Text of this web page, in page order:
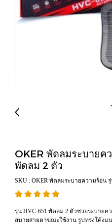
OKER พัดลมระบายค
พัดลม 2 ตัว
SKU : OKER พัดลมระบายความร้อน รุ่
รุ่น HVC-651 พัดลม 2 ตัวช่วยระบาย
สบายสายตาขณะใช้งาน รูปทรงโค้งม